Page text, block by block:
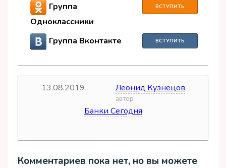
Группа
Одноклассники
ВСТУПИТЬ
Группа Вконтакте ВСТУПИТЬ
13.08.2019
автор
Леонид Кузнецов
Банки Сегодня
Комментариев пока нет, но вы можете